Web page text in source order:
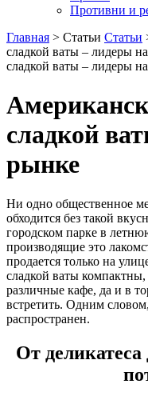
Противни и
Главная > Статьи Статьи
сладкой ваты – лидеры
сладкой ваты – лидеры
сладкой
рынке
Ни одно общественное
обходится без такой
городском парке в
производящие это
продается только на
сладкой ваты
различные кафе, да и в
встретить. Одним
распространен.
От деликатеса